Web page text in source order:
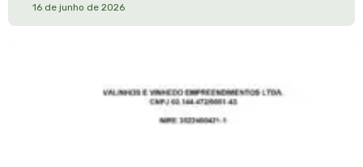
16 de junho de 2026